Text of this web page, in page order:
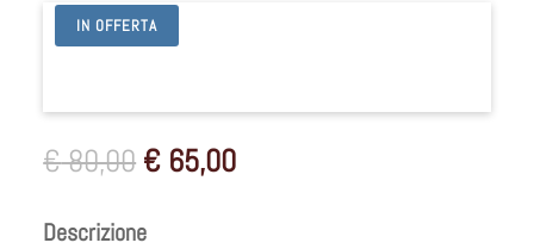
IN OFFERTA
€80,00 Il
prezzo
€ 65,00Il
Descrizione